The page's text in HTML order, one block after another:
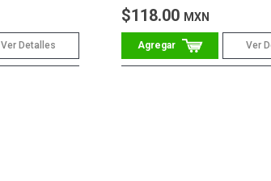
Ver Detalles
$118.00 MXN
Ver